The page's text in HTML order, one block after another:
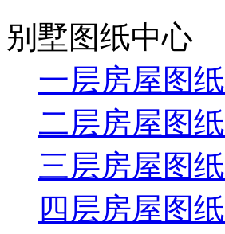
别墅图纸中心
一层房屋图纸
二层房屋图纸
三层房屋图纸
四层房屋图纸